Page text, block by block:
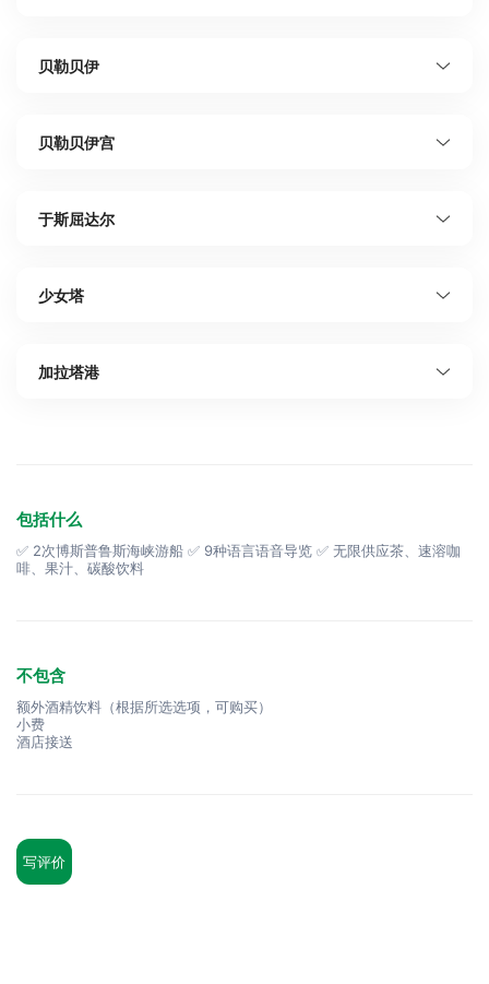
贝勒贝伊
贝勒贝伊宫
于斯屈达尔
少女塔
加拉塔港
包括什么
✅ 2次博斯普鲁斯海峡游船 ✅ 9种语言语音导览 ✅ 无限供应茶、速溶咖
啡、果汁、碳酸饮料
不包含
额外酒精饮料（根据所选选项，可购买）
小费
酒店接送
写评价